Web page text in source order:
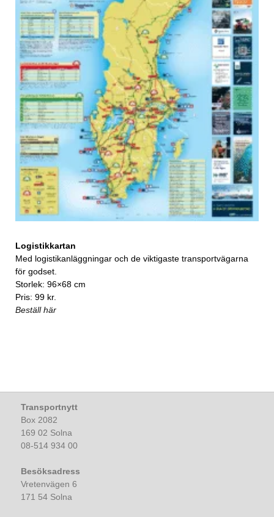
Logistikkartan
Med logistikanläggningar och de viktigaste transportvägarna
för godset.
Storlek: 96×68 cm
Pris: 99 kr.
Beställ här
Transportnytt
Box 2082
169 02 Solna
08-514 934 00
Besöksadress
Vretenvägen 6
171 54 Solna